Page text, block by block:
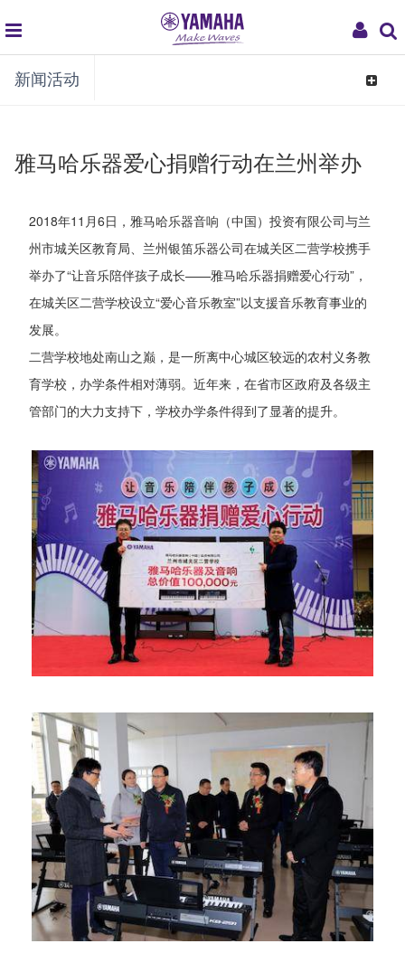
My
global
navigation
新闻活动
Toggle
雅马哈乐器爱心捐赠行动在兰州举办
2018年11月6日，雅马哈乐器音响（中国）投资有限公司与兰
州市城关区教育局、兰州银笛乐器公司在城关区二营学校携手
举办了“让音乐陪伴孩子成长——雅马哈乐器捐赠爱心行动”，
在城关区二营学校设立“爱心音乐教室”以支援音乐教育事业的
发展。
二营学校地处南山之巅，是一所离中心城区较远的农村义务教
育学校，办学条件相对薄弱。近年来，在省市区政府及各级主
管部门的大力支持下，学校办学条件得到了显著的提升。